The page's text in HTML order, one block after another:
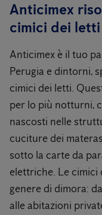
Anticimex
cimici dei letti
Anticimex è il tuo
Perugia e dintorni,
cimici dei letti.
per lo più notturni,
nascosti nelle
cuciture dei
sotto la carte da
elettriche. Le cimici
genere di dimora:
alle abitazioni